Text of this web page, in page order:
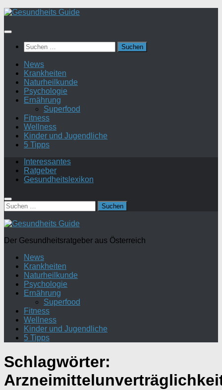
Suchen
nach:
News
Krankheiten
Naturheilkunde
Psychologie
Ernährung
Superfood
Fitness
Wellness
Kinder und Jugendliche
5 Tipps
Interessantes
Ratgeber
Gesundheitslexikon
Suchen
nach:
Der Gesundheitsratgeber aus Österreich
News
Krankheiten
Naturheilkunde
Psychologie
Ernährung
Superfood
Fitness
Wellness
Kinder und Jugendliche
5 Tipps
Schlagwörter: